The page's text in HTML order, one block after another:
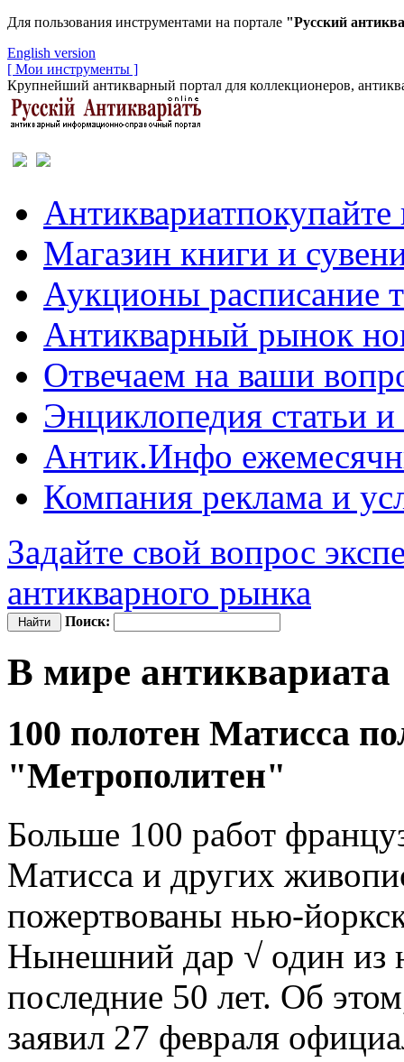
Для пользования инструментами на портале "Русский
English version
[ Мои инструменты ]
Крупнейший антикварный портал для коллекционеров,
Антиквариатпокупайте
Магазин книги и
Аукционы расписание
Антикварный рынок
Отвечаем на ваши
Энциклопедия статьи
Антик.Инфо
Компания реклама и
Задайте свой вопрос
антикварного рынка
Поиск:
В мире антиквариата
100 полотен Матисса
"Метрополитен"
Больше 100 работ
Матисса и других
пожертвованы нью-
Нынешний дар √ один из
последние 50 лет. Об
заявил 27 февраля